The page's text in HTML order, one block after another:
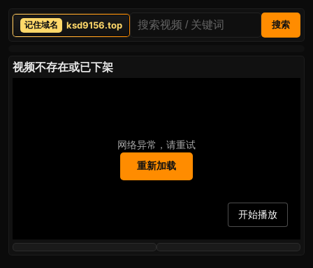
ksd9156.top 搜索
视频不存在或已下架
网络异常，请重试
重新加载
开始播放